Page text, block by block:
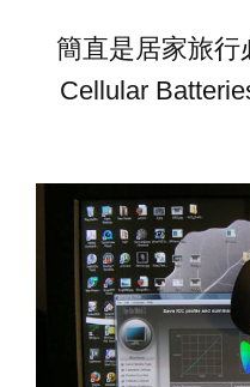
簡直是居家旅行
Cellular